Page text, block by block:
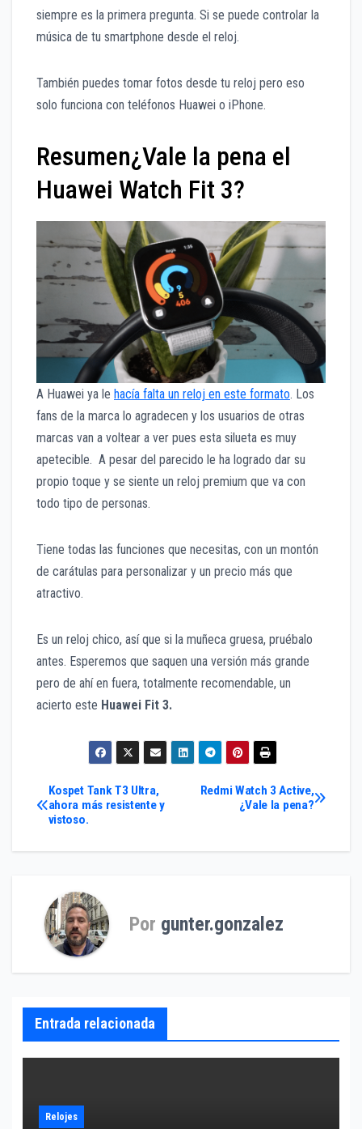
siempre es la primera pregunta. Si se puede controlar la
música de tu smartphone desde el reloj.
También puedes tomar fotos desde tu reloj pero eso
solo funciona con teléfonos Huawei o iPhone.
Resumen¿Vale la pena el
Huawei Watch Fit 3?
A Huawei ya le hacía falta un reloj en este formato. Los
fans de la marca lo agradecen y los usuarios de otras
marcas van a voltear a ver pues esta silueta es muy
apetecible. A pesar del parecido le ha logrado dar su
propio toque y se siente un reloj premium que va con
todo tipo de personas.
Tiene todas las funciones que necesitas, con un montón
de carátulas para personalizar y un precio más que
atractivo.
Es un reloj chico, así que si la muñeca gruesa, pruébalo
antes. Esperemos que saquen una versión más grande
pero de ahí en fuera, totalmente recomendable, un
acierto este Huawei Fit 3.
Navegación
de
Redmi Watch 3 Active,
¿Vale la pena?
Kospet Tank T3 Ultra,
ahora más resistente y
vistoso.
Por gunter.gonzalez
Entrada relacionada
Relojes